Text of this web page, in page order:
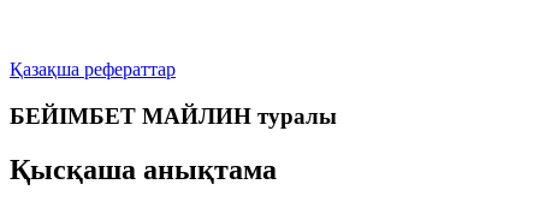
Қазақша рефераттар
БЕЙІМБЕТ МАЙЛИН туралы
Қысқаша анықтама